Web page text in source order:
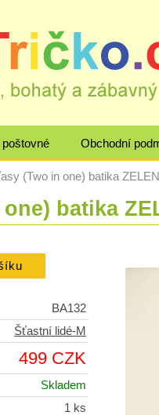
poštovné Obchodní
(Two in one) batika
batika
BA132
Šťastní lidé-M
499 CZK
Skladem
1 ks